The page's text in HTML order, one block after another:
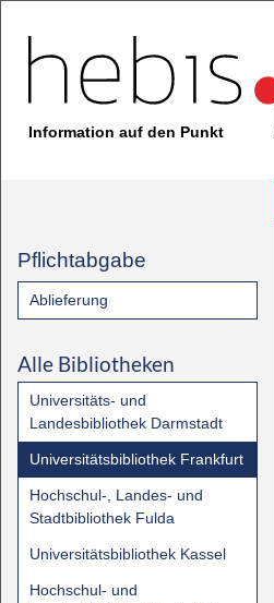
Information auf den Punkt
Pflichtabgabe
Ablieferung
Alle Bibliotheken
Universitäts- und
Landesbibliothek Darmstadt
Universitätsbibliothek Frankfurt
Hochschul-, Landes- und
Stadtbibliothek Fulda
Universitätsbibliothek Kassel
Hochschul- und